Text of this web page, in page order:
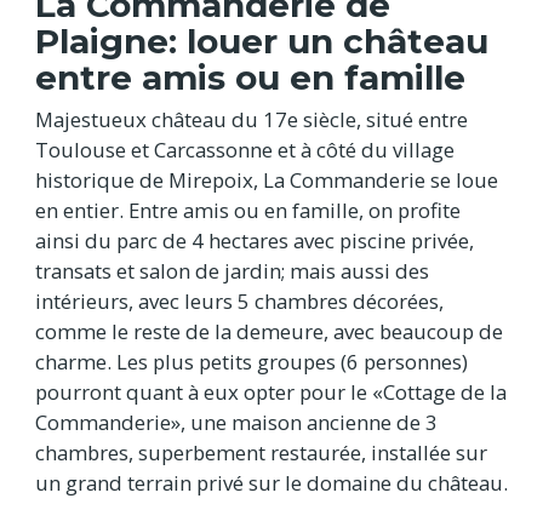
Plaigne: louer un château
entre amis ou en famille
Majestueux château du 17e siècle, situé entre
Toulouse et Carcassonne et à côté du village
historique de Mirepoix, La Commanderie se loue
en entier. Entre amis ou en famille, on profite
ainsi du parc de 4 hectares avec piscine privée,
transats et salon de jardin; mais aussi des
intérieurs, avec leurs 5 chambres décorées,
comme le reste de la demeure, avec beaucoup de
charme. Les plus petits groupes (6 personnes)
pourront quant à eux opter pour le «Cottage de la
Commanderie», une maison ancienne de 3
chambres, superbement restaurée, installée sur
un grand terrain privé sur le domaine du château.